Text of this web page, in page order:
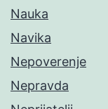
Nauka
Navika
Nepoverenje
Nepravda